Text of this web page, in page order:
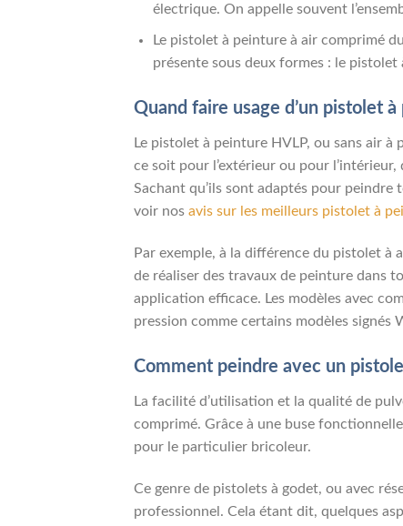
électrique. On appelle souvent
Le pistolet à peinture à air comprimé
présente sous deux formes : le
Quand faire usage d’un pistolet
Le pistolet à peinture HVLP, ou sans air
ce soit pour l’extérieur ou pour
Sachant qu’ils sont adaptés pour
voir nos avis sur les meilleurs pistolet à
Par exemple, à la différence du pistolet à
de réaliser des travaux de peinture dans
application efficace. Les modèles avec
pression comme certains modèles signés
Comment peindre avec un
La facilité d’utilisation et la qualité de
comprimé. Grâce à une buse
pour le particulier bricoleur.
Ce genre de pistolets à godet, ou avec
professionnel. Cela étant dit, quelques